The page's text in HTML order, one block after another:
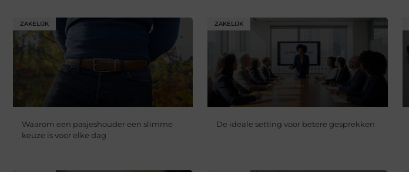
ZAKELIJK
Waarom een pasjeshouder een slimme
keuze is voor elke dag
ZAKELIJK
De ideale setting voor betere gesprekken